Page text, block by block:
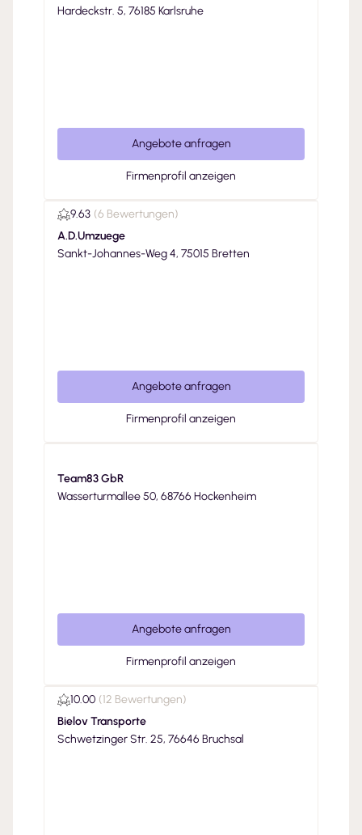
Hardeckstr. 5, 76185 Karlsruhe
Angebote anfragen
Firmenprofil anzeigen
9.63 (6 Bewertungen)
A.D.Umzuege
Sankt-Johannes-Weg 4, 75015 Bretten
Angebote anfragen
Firmenprofil anzeigen
Team83 GbR
Wasserturmallee 50, 68766 Hockenheim
Angebote anfragen
Firmenprofil anzeigen
10.00 (12 Bewertungen)
Bielov Transporte
Schwetzinger Str. 25, 76646 Bruchsal